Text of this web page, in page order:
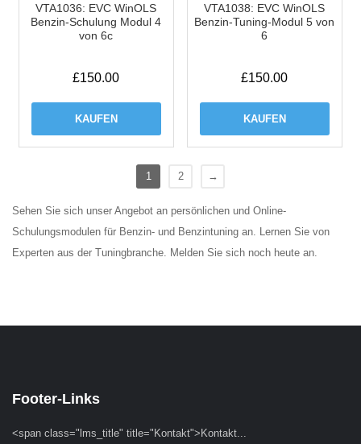
VTA1036: EVC WinOLS
Benzin-Schulung Modul 4
von 6c
£150.00
KAUFEN
VTA1038: EVC WinOLS
Benzin-Tuning-Modul 5 von
6
£150.00
KAUFEN
1 2 →
Sehen Sie sich unser Angebot an persönlichen und Online-
Schulungsmodulen für Benzin- und Benzintuning an. Lernen Sie von
Experten aus der Tuningbranche. Melden Sie sich noch heute an.
Footer-Links
<span class="lms_title" title="Kontakt">Kontakt...